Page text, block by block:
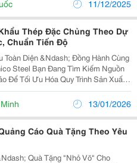
11/12/2025
Thép Đặc Chủng Theo Dự
Chuẩn Tiến Độ
Toàn Diện &Ndash; Đồng Hành Cùng
Tìm Kiếm Nguồn
Để Tối Ưu Hóa Quy Trình Sản Xuất
Mỹ Cho Sản Phẩm? Unico Steel
Cung Ứng Thép Tấm Và Inox Đặc...
13/01/2026
Cáo Quà Tặng Theo Yêu
Quà Tặng "Nhỏ Võ" Cho